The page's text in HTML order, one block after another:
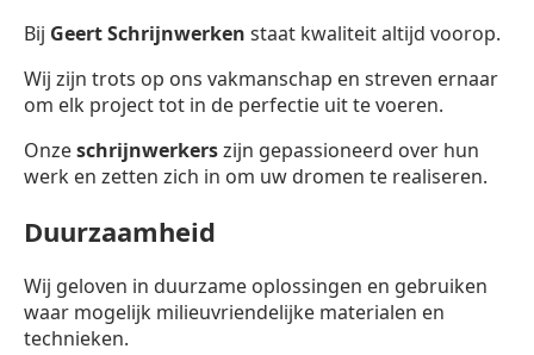
Bij Geert Schrijnwerken staat kwaliteit altijd voorop.
Wij zijn trots op ons vakmanschap en streven ernaar
om elk project tot in de perfectie uit te voeren.
Onzeschrijnwerkerszijn gepassioneerd over hun
werk en zetten zich in om uw dromen te realiseren.
Duurzaamheid
Wij geloven in duurzame oplossingen en gebruiken
waar mogelijk milieuvriendelijke materialen en
technieken.